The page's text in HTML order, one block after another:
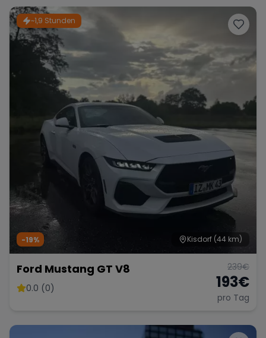
~1,9 Stunden
Kisdorf (44 km)
-19%
Ford Mustang GT V8
0.0 (0)
239€
193€
pro Tag